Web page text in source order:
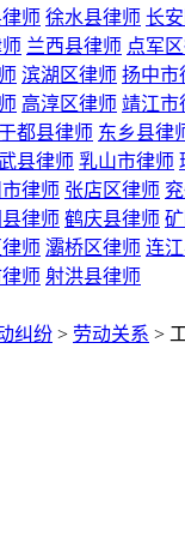
师 徐水县律师 长
兰西县律师 点军
滨湖区律师 扬中市
高淳区律师 靖江市
都县律师 东乡县律
县律师 乳山市律师
律师 张店区律师
律师 鹤庆县律师
师 灞桥区律师 连
师 射洪县律师
纠纷 > 劳动关系 >